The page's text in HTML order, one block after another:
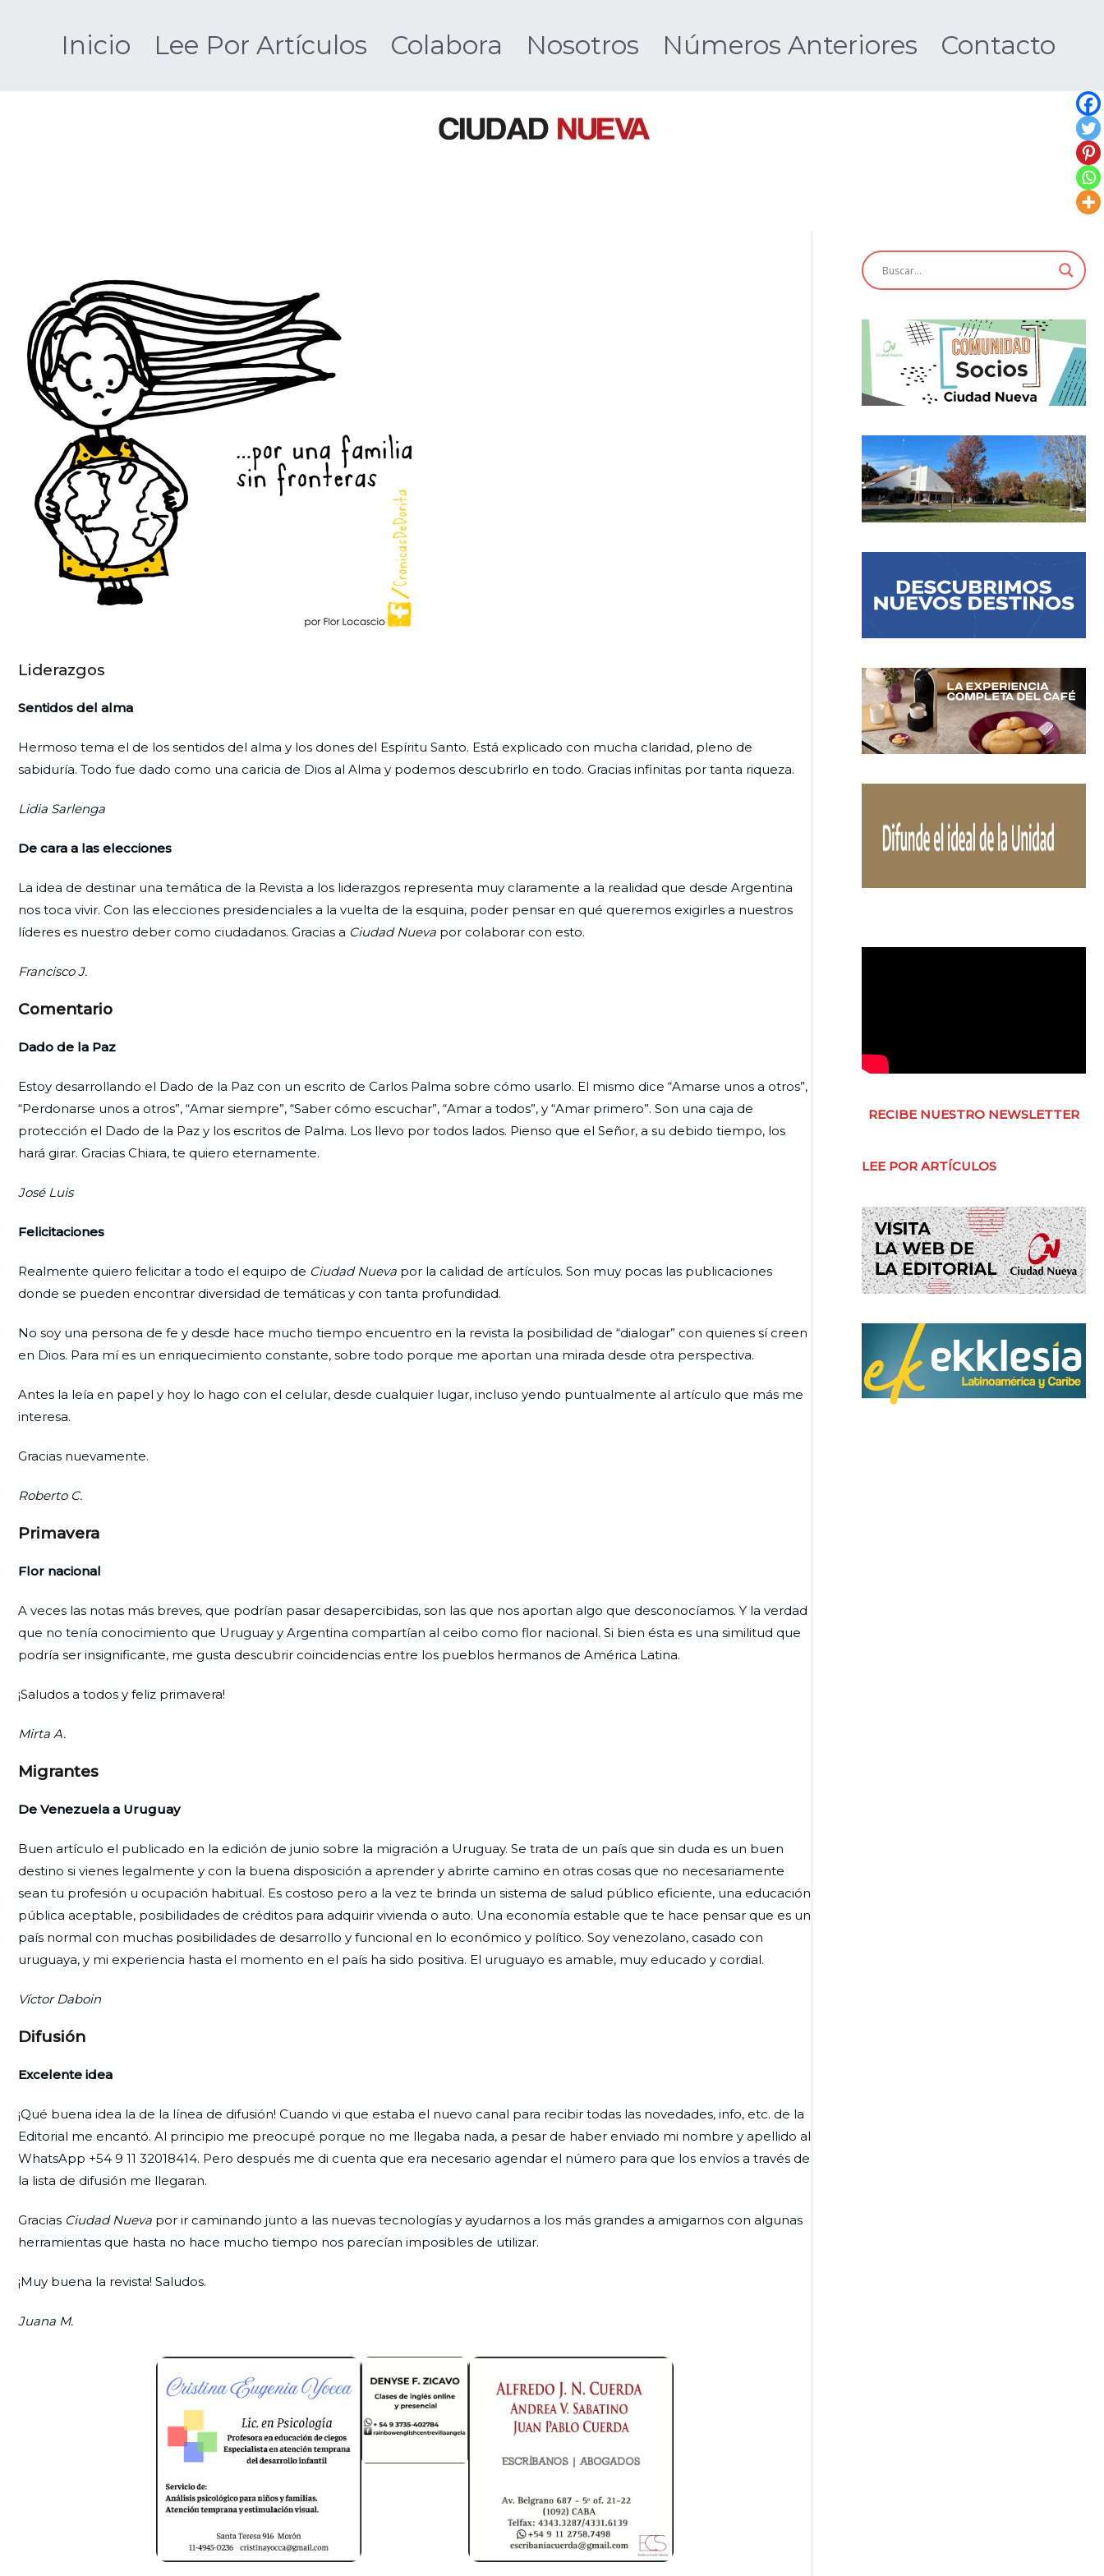
Inicio Lee Por Artículos Colabora Nosotros Números Anteriores Contacto
Liderazgos
Sentidos del alma
Hermoso tema el de los sentidos del alma y los dones del Espíritu Santo. Está explicado con mucha claridad, pleno de
sabiduría. Todo fue dado como una caricia de Dios al Alma y podemos descubrirlo en todo. Gracias infinitas por tanta riqueza.
Lidia Sarlenga
De cara a las elecciones
La idea de destinar una temática de la Revista a los liderazgos representa muy claramente a la realidad que desde Argentina
nos toca vivir. Con las elecciones presidenciales a la vuelta de la esquina, poder pensar en qué queremos exigirles a nuestros
líderes es nuestro deber como ciudadanos. Gracias a Ciudad Nueva por colaborar con esto.
Francisco J.
Comentario
Dado de la Paz
Estoy desarrollando el Dado de la Paz con un escrito de Carlos Palma sobre cómo usarlo. El mismo dice “Amarse unos a otros”,
“Perdonarse unos a otros”, “Amar siempre”, “Saber cómo escuchar”, “Amar a todos”, y “Amar primero”. Son una caja de
protección el Dado de la Paz y los escritos de Palma. Los llevo por todos lados. Pienso que el Señor, a su debido tiempo, los
hará girar. Gracias Chiara, te quiero eternamente.
José Luis
Felicitaciones
Realmente quiero felicitar a todo el equipo de Ciudad Nueva por la calidad de artículos. Son muy pocas las publicaciones
donde se pueden encontrar diversidad de temáticas y con tanta profundidad.
No soy una persona de fe y desde hace mucho tiempo encuentro en la revista la posibilidad de “dialogar” con quienes sí creen
en Dios. Para mí es un enriquecimiento constante, sobre todo porque me aportan una mirada desde otra perspectiva.
Antes la leía en papel y hoy lo hago con el celular, desde cualquier lugar, incluso yendo puntualmente al artículo que más me
interesa.
Gracias nuevamente.
Roberto C.
Primavera
Flor nacional
A veces las notas más breves, que podrían pasar desapercibidas, son las que nos aportan algo que desconocíamos. Y la verdad
que no tenía conocimiento que Uruguay y Argentina compartían al ceibo como flor nacional. Si bien ésta es una similitud que
podría ser insignificante, me gusta descubrir coincidencias entre los pueblos hermanos de América Latina.
¡Saludos a todos y feliz primavera!
Mirta A.
Migrantes
De Venezuela a Uruguay
Buen artículo el publicado en la edición de junio sobre la migración a Uruguay. Se trata de un país que sin duda es un buen
destino si vienes legalmente y con la buena disposición a aprender y abrirte camino en otras cosas que no necesariamente
sean tu profesión u ocupación habitual. Es costoso pero a la vez te brinda un sistema de salud público eficiente, una educación
pública aceptable, posibilidades de créditos para adquirir vivienda o auto. Una economía estable que te hace pensar que es un
país normal con muchas posibilidades de desarrollo y funcional en lo económico y político. Soy venezolano, casado con
uruguaya, y mi experiencia hasta el momento en el país ha sido positiva. El uruguayo es amable, muy educado y cordial.
Víctor Daboin
Difusión
Excelente idea
¡Qué buena idea la de la línea de difusión! Cuando vi que estaba el nuevo canal para recibir todas las novedades, info, etc. de la
Editorial me encantó. Al principio me preocupé porque no me llegaba nada, a pesar de haber enviado mi nombre y apellido al
WhatsApp +54 9 11 32018414. Pero después me di cuenta que era necesario agendar el número para que los envíos a través de
la lista de difusión me llegaran.
Gracias Ciudad Nueva por ir caminando junto a las nuevas tecnologías y ayudarnos a los más grandes a amigarnos con algunas
herramientas que hasta no hace mucho tiempo nos parecían imposibles de utilizar.
¡Muy buena la revista! Saludos.
Juana M.
RECIBE NUESTRO NEWSLETTER
LEE POR ARTÍCULOS